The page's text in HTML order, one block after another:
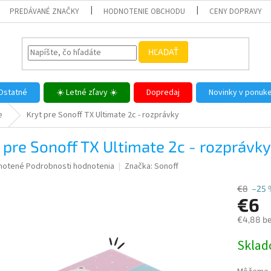
PREDÁVANÉ ZNAČKY HODNOTENIE OBCHODU CENY DOPRAVY
HĽADAŤ
☀️ Letné zľavy ☀️ Dopredaj Novinky v ponuke
Kryt pre Sonoff TX Ultimate 2c - rozprávky
Sonoff TX Ultimate 2c - rozprávky
Podrobnosti hodnotenia Značka: Sonoff
€8 –25
€6
€4,88
cena: